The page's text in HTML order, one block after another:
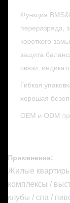
Функция
переразряда,
короткого
защита
связи,
Гибкая
хорошая
OEM и ODM
Применение:
Жилые
комплексы /
клубы / спа /